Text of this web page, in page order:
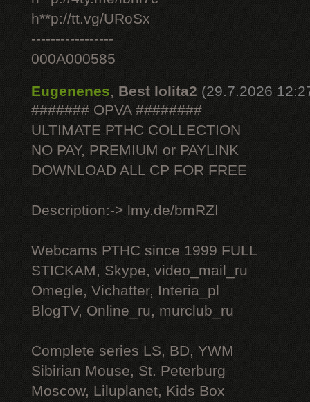
h**p://tt.vg/URoSx
-----------------
000A000585
Eugenenes, Best lolita2 (29.7.2026
####### OPVA ########
ULTIMATE РТНС COLLECTION
NO PAY, PREMIUM or PAYLINK
DOWNLOAD ALL СР FOR FREE
Description:-> lmy.de/bmRZI
Webcams РТНС since 1999 FULL
STICKAM, Skype, video_mail_ru
Omegle, Vichatter, Interia_pl
BlogTV, Online_ru, murclub_ru
Complete series LS, BD, YWM
Sibirian Mouse, St. Peterburg
Moscow, Liluplanet, Kids Box